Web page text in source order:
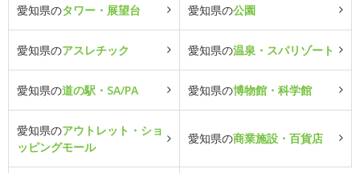
愛知県のタワー・展望台 愛知県の公園
愛知県のアスレチック 愛知県の温泉・スパリゾート
愛知県の道の駅・SA/PA 愛知県の博物館・科学館
愛知県のアウトレット・ショ
ッピングモール
愛知県の商業施設・百貨店